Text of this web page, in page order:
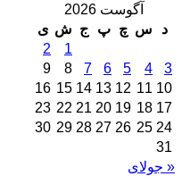
آگوست 2026
د
س چ پ ج ش ی
1
2
3
4
5
6
7
8
9
10
11
12
13
14
15
16
17
18
19
20
21
22
23
24
25
26
27
28
29
30
31
« جولای